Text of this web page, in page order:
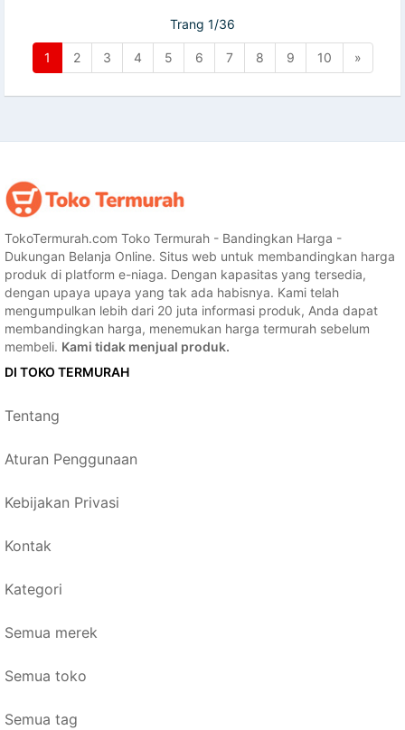
Trang 1/36
1 2 3 4 5 6 7 8 9 10 »
TokoTermurah.com Toko Termurah - Bandingkan Harga -
Dukungan Belanja Online. Situs web untuk membandingkan harga
produk di platform e-niaga. Dengan kapasitas yang tersedia,
dengan upaya upaya yang tak ada habisnya. Kami telah
mengumpulkan lebih dari 20 juta informasi produk, Anda dapat
membandingkan harga, menemukan harga termurah sebelum
membeli. Kami tidak menjual produk.
DI TOKO TERMURAH
Tentang
Aturan Penggunaan
Kebijakan Privasi
Kontak
Kategori
Semua merek
Semua toko
Semua tag